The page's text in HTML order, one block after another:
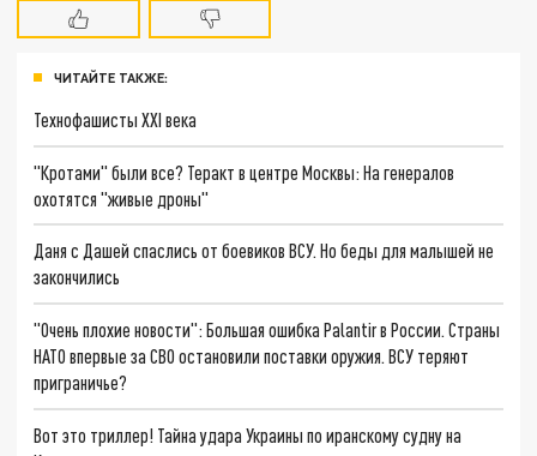
ЧИТАЙТЕ ТАКЖЕ:
Технофашисты XXI века
"Кротами" были все? Теракт в центре Москвы: На генералов
охотятся "живые дроны"
Даня с Дашей спаслись от боевиков ВСУ. Но беды для малышей не
закончились
"Очень плохие новости": Большая ошибка Palantir в России. Страны
НАТО впервые за СВО остановили поставки оружия. ВСУ теряют
приграничье?
Вот это триллер! Тайна удара Украины по иранскому судну на